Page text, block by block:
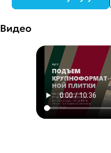
Видео